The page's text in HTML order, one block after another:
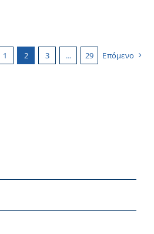
1 2 3 … 29 Επόμενο